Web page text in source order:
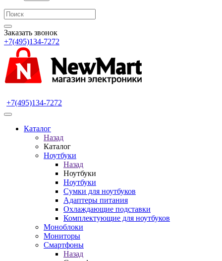
Заказать звонок
+7(495)134-7272
+7(495)134-7272
Каталог
Назад
Каталог
Ноутбуки
Назад
Ноутбуки
Ноутбуки
Сумки для ноутбуков
Адаптеры питания
Охлаждающие подставки
Комплектующие для ноутбуков
Моноблоки
Мониторы
Смартфоны
Назад